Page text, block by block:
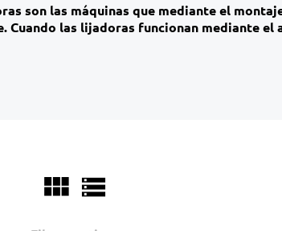
son las máquinas que mediante el
Cuando las lijadoras funcionan mediante
 